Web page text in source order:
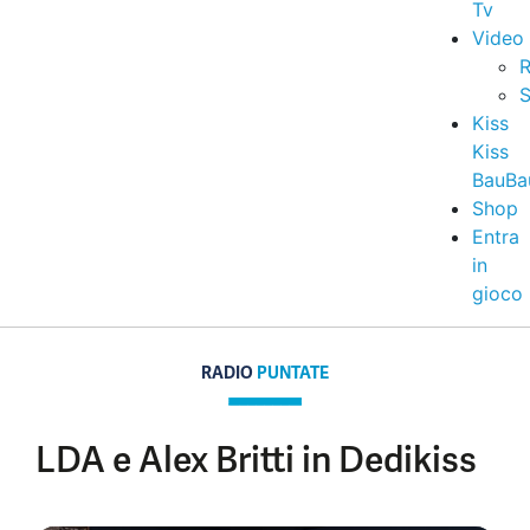
Tv
Video
Kiss
Kiss
Shop
Entra
in
gioco
RADIO PUNTATE
LDA e Alex Britti in Dedikiss